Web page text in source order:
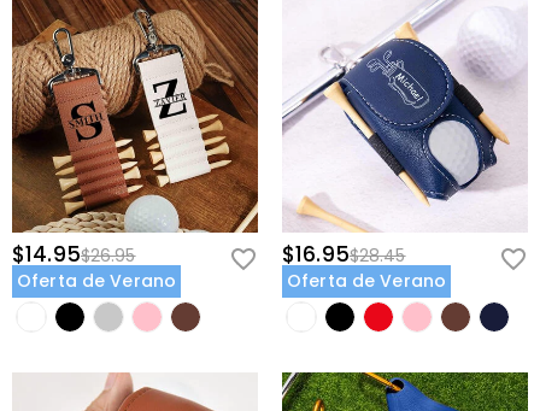
$14.95$26.95
Oferta de Verano
$16.95$28.45
Oferta de Verano